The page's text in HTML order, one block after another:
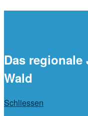
Das
Wald
Schliessen